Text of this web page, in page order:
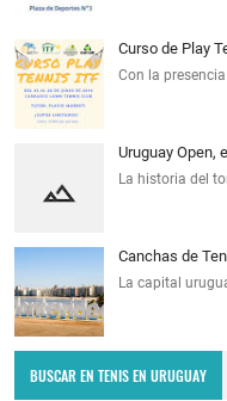
Curso de Play
Con la
Uruguay Open,
La historia del
Canchas de
La capital
BUSCAR EN TENIS EN URUGUAY